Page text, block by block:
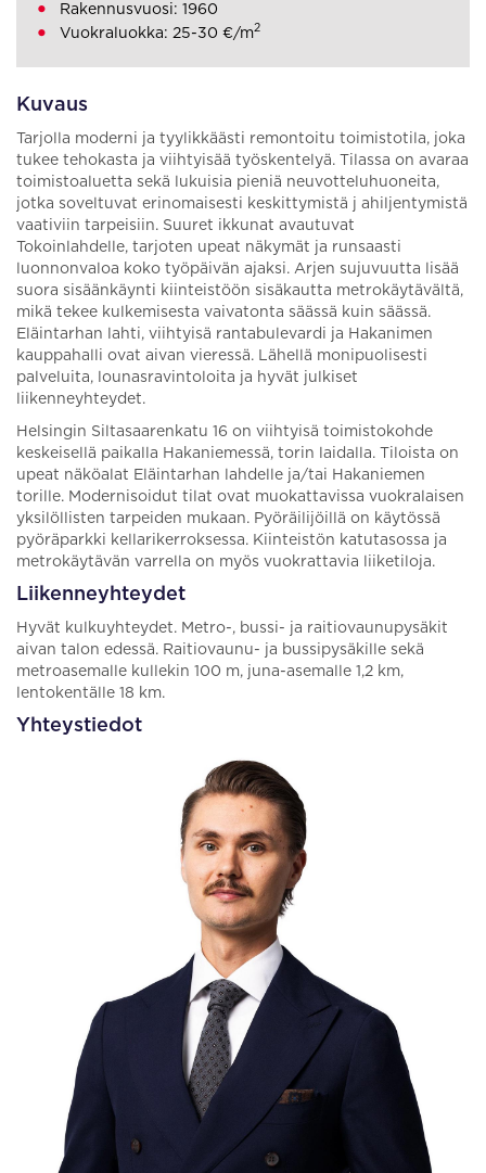
Kuvaus
Tarjolla moderni ja tyylikkäästi remontoitu toimistotila, joka
tukee tehokasta ja viihtyisää työskentelyä. Tilassa on avaraa
toimistoaluetta sekä lukuisia pieniä neuvotteluhuoneita,
jotka soveltuvat erinomaisesti keskittymistä j ahiljentymistä
vaativiin tarpeisiin. Suuret ikkunat avautuvat
Tokoinlahdelle, tarjoten upeat näkymät ja runsaasti
luonnonvaloa koko työpäivän ajaksi. Arjen sujuvuutta lisää
suora sisäänkäynti kiinteistöön sisäkautta metrokäytävältä,
mikä tekee kulkemisesta vaivatonta säässä kuin säässä.
Eläintarhan lahti, viihtyisä rantabulevardi ja Hakanimen
kauppahalli ovat aivan vieressä. Lähellä monipuolisesti
palveluita, lounasravintoloita ja hyvät julkiset
liikenneyhteydet.
Helsingin Siltasaarenkatu 16 on viihtyisä toimistokohde
keskeisellä paikalla Hakaniemessä, torin laidalla. Tiloista on
upeat näköalat Eläintarhan lahdelle ja/tai Hakaniemen
torille. Modernisoidut tilat ovat muokattavissa vuokralaisen
yksilöllisten tarpeiden mukaan. Pyöräilijöillä on käytössä
pyöräparkki kellarikerroksessa. Kiinteistön katutasossa ja
metrokäytävän varrella on myös vuokrattavia liiketiloja.
Liikenneyhteydet
Hyvät kulkuyhteydet. Metro-, bussi- ja raitiovaunupysäkit
aivan talon edessä. Raitiovaunu- ja bussipysäkille sekä
metroasemalle kullekin 100 m, juna-asemalle 1,2 km,
lentokentälle 18 km.
Yhteystiedot
Rakennusvuosi: 1960
Vuokraluokka: 25-30 €/m2